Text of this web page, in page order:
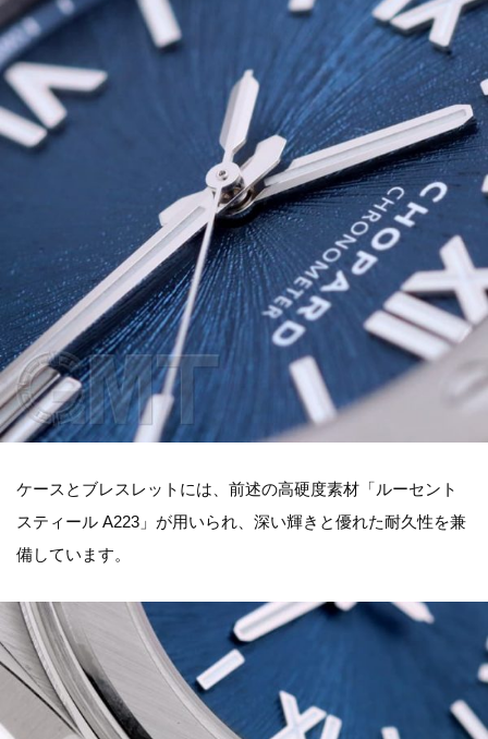
ケースとブレスレットには、前述の高硬度素材「ルーセント
スティール A223」が用いられ、深い輝きと優れた耐久性を兼
備しています。